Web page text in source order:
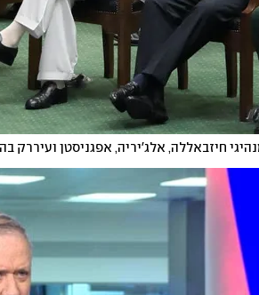
חיזבאללה, אלג'יריה, אפגניסטן